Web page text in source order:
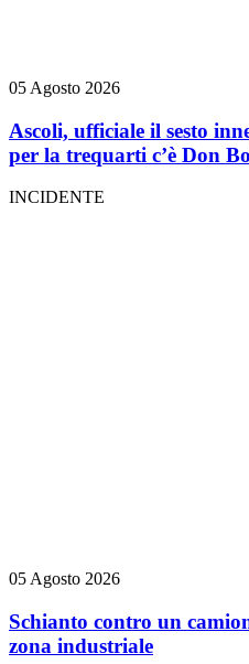
05 Agosto 2026
Ascoli, ufficiale il sesto
per la trequarti c’è Don
INCIDENTE
05 Agosto 2026
Schianto contro un
zona industriale